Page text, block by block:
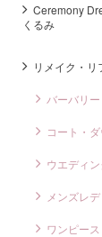
Ceremony
くるみ
リメイク・リ
バーバリ
コート・
ウエディ
メンズレ
ワンピー